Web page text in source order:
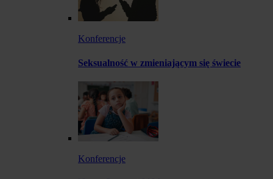
Konferencje
Seksualność w zmieniającym się świecie
Konferencje